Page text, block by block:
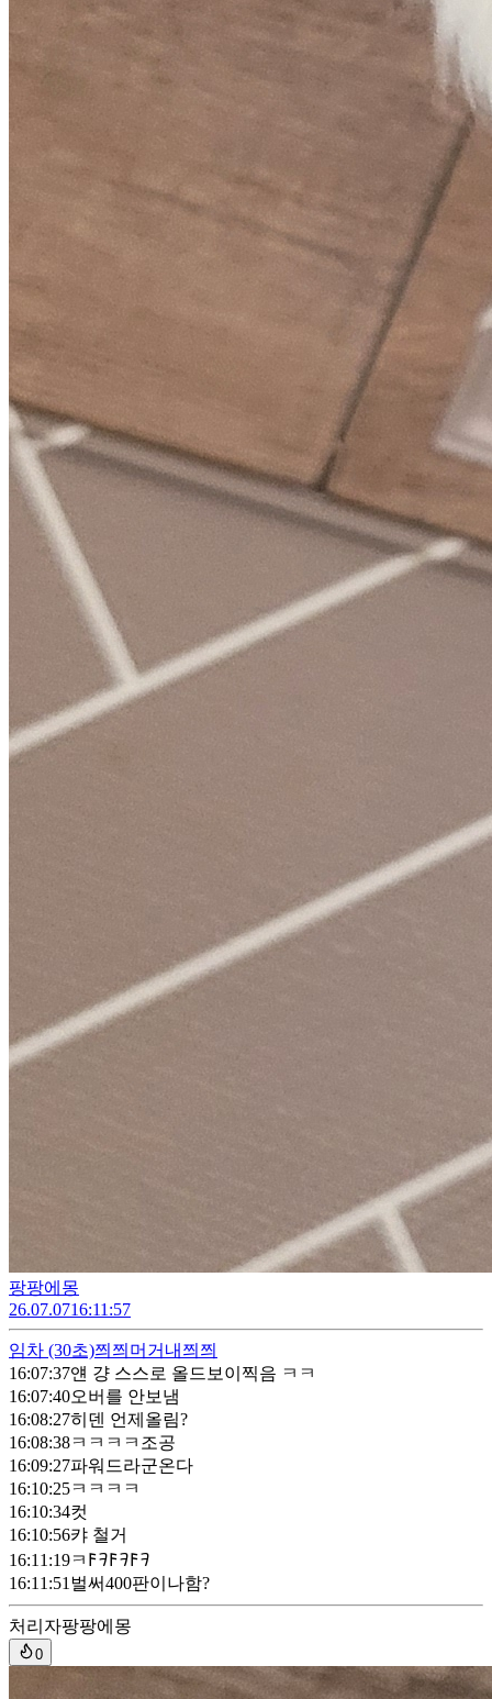
팡팡에몽
26.07.0716:11:57
임차 (30초)쯰쯰머거내쯰쯰
16:07:37얜 걍 스스로 올드보이찍음 ㅋㅋ
16:07:40오버를 안보냄
16:08:27히덴 언제올림?
16:08:38ㅋㅋㅋㅋ조공
16:09:27파워드라군온다
16:10:25ㅋㅋㅋㅋ
16:10:34컷
16:10:56캬 철거
16:11:19
ㅋ𐌅𐨛𐌅𐨛𐌅𐨛
16:11:51 벌써400판이나함?
처리자팡팡에몽
0